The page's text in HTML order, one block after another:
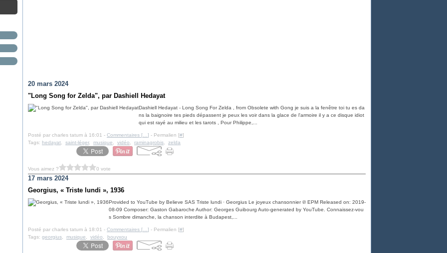
20 mars 2024
"Long Song for Zelda", par Dashiell Hedayat
Dashiell Hedayat - Long Song For Zelda , from Obsolete with Gong je suis a la fenêtre toi tu es da
ns la baignoire tes pieds dépassent je peux les voir dans la glace de l'armoire il y a ce disque idiot
qui est rayé au milieu et les tarots , Pour Philippe,...
Posté par charles tatum à 16:01 - Commentaires [ ] - Permalien [#]
Tags: hedayat saint-léger, musique vidéo raminagrobis zelda
Vous aimez ? 0 vote
17 mars 2024
Georgius, « Triste lundi », 1936
Provided to YouTube by Believe SAS Triste lundi · Georgius Le joyeux chansonnier ℗ EPM Released on: 2019-
08-09 Composer: Gaston Gabaroche Author: Georges Guibourg Auto-generated by YouTube. Connaissez-vou
s Sombre dimanche, la chanson interdite à Budapest,...
Posté par charles tatum à 18:01 - Commentaires [ ] - Permalien [#]
Tags: georgius musique vidéo bouyxou